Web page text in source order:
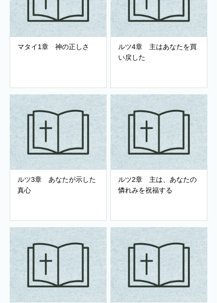
マタイ1章 神の正しさ
ルツ4章 主はあなたを買
い戻した
ルツ3章 あなたが示した
真心
ルツ2章 主は、あなたの
憐れみを祝福する